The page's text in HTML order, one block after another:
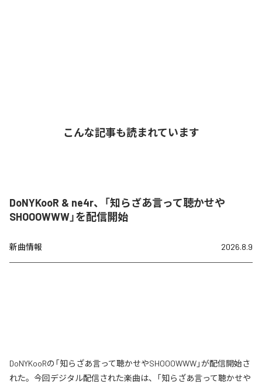
こんな記事も読まれています
DoNYKooR & ne4r、「知らざあ言って聴かせや
SHOOOWWW」を配信開始
新曲情報 2026.8.9
DoNYKooRの「知らざあ言って聴かせやSHOOOWWW」が配信開始さ
れた。今回デジタル配信された楽曲は、「知らざあ言って聴かせや